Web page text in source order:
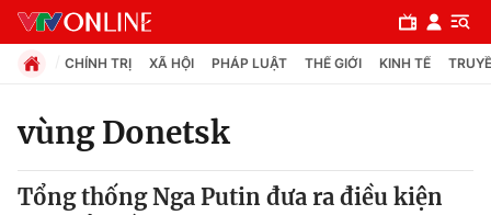
Chuyên mục
CHÍNH TRỊ XÃ HỘI PHÁP LUẬT THẾ GIỚI KINH TẾ
vùng Donetsk
Tổng thống Nga Putin đưa ra điều kiện